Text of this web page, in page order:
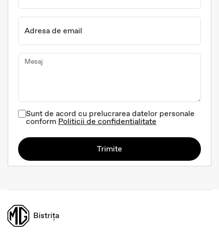
Adresa de email
Mesaj
Sunt de acord cu prelucrarea datelor personale
conform Politicii de confidentialitate
Trimite
Bistrița